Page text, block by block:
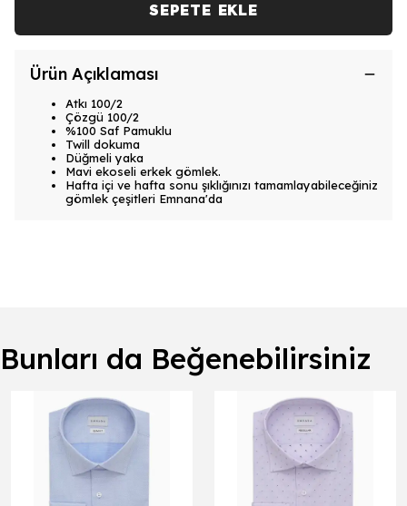
SEPETE EKLE
Ürün Açıklaması
Atkı 100/2
Çözgü 100/2
%100 Saf Pamuklu
Twill dokuma
Düğmeli yaka
Mavi ekoseli erkek gömlek.
Hafta içi ve hafta sonu şıklığınızı tamamlayabileceğiniz
gömlek çeşitleri Emnana'da
Bunları da Beğenebilirsiniz